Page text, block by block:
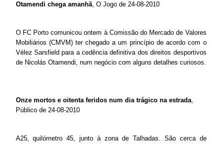
Otamendi chega amanhã, O Jogo de 24-08-2010
O FC Porto comunicou ontem à Comissão do Mercado de Valores
Mobiliários (CMVM) ter chegado a um princípio de acordo com o
Vélez Sarsfield para a cedência definitiva dos direitos desportivos
de Nicolás Otamendi, num negócio com alguns detalhes curiosos.
Onze mortos e oitenta feridos num dia trágico na estrada,
Público de 24-08-2010
A25, quilómetro 45, junto à zona de Talhadas. São cerca de